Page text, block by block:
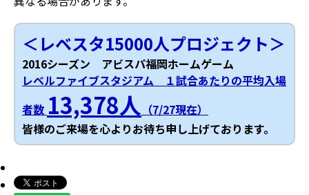
＜レベスタ15000人プロジェクト＞
2016シーズン アビスパ福岡ホームゲーム
レベルファイブスタジアム １試合あたりの平均入場
者数 13,378人 （7/27現在）
皆様のご来場を心よりお待ち申し上げております。